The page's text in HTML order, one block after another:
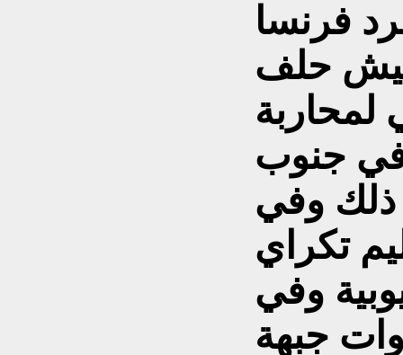
فرنسا
جيش حلف
في جنوب
ذلك وفي
تكراي
وفي
جبهة